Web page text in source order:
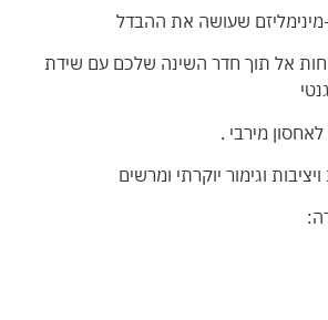
מינימליזם שעושה את ההבדל
אל תוך חדר השינה שלכם עם שידת
מירבי .
וגימור יוקרתי ומרשים